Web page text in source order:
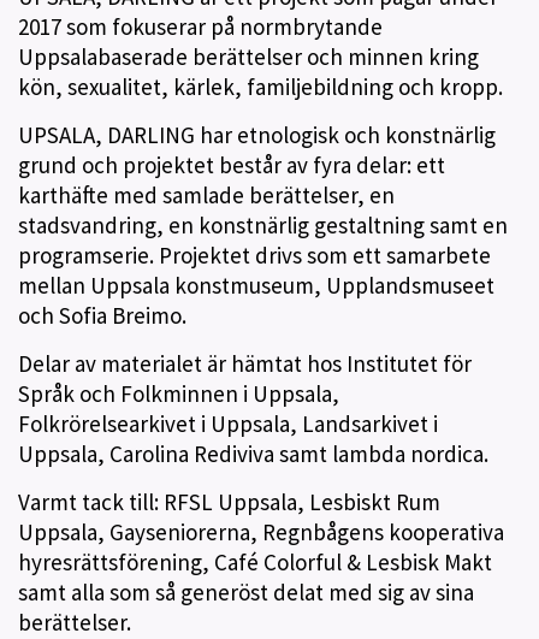
2017 som fokuserar på normbrytande
Uppsalabaserade berättelser och minnen kring
kön, sexualitet, kärlek, familjebildning och kropp.
UPSALA, DARLING har etnologisk och konstnärlig
grund och projektet består av fyra delar: ett
karthäfte med samlade berättelser, en
stadsvandring, en konstnärlig gestaltning samt en
programserie. Projektet drivs som ett samarbete
mellan Uppsala konstmuseum, Upplandsmuseet
och Sofia Breimo.
Delar av materialet är hämtat hos Institutet för
Språk och Folkminnen i Uppsala,
Folkrörelsearkivet i Uppsala, Landsarkivet i
Uppsala, Carolina Rediviva samt lambda nordica.
Varmt tack till: RFSL Uppsala, Lesbiskt Rum
Uppsala, Gayseniorerna, Regnbågens kooperativa
hyresrättsförening, Café Colorful & Lesbisk Makt
samt alla som så generöst delat med sig av sina
berättelser.